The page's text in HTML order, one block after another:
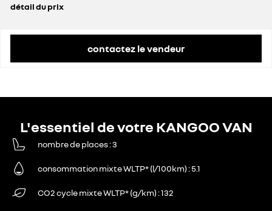
détail du prix
contactez le vendeur
L'essentiel de votre KANGOO VAN
nombre de places 3
consommation mixte WLTP* (l/100km) 5.1
CO2 cycle mixte WLTP* (g/km) 132